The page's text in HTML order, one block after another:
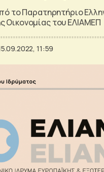
το Παρατηρητήριο
Οικονομίας του ΕΛΙΑΜΕΠ
11:59